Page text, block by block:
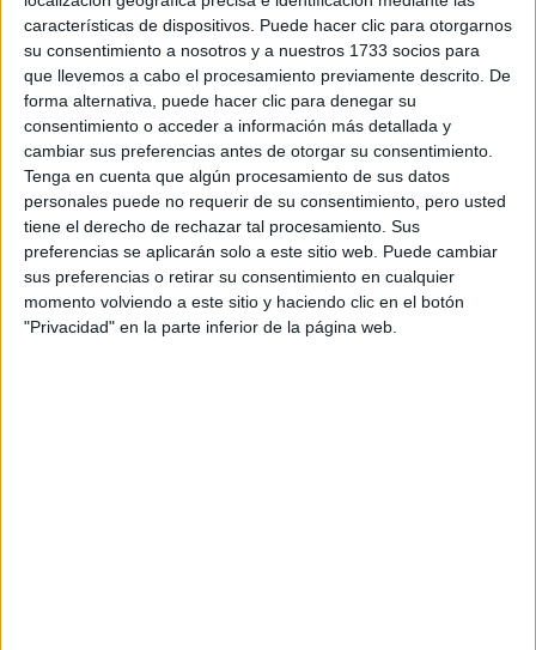
características de dispositivos. Puede hacer clic para otorgarnos
su consentimiento a nosotros y a nuestros 1733 socios para
que llevemos a cabo el procesamiento previamente descrito. De
forma alternativa, puede hacer clic para denegar su
consentimiento o acceder a información más detallada y
cambiar sus preferencias antes de otorgar su consentimiento.
Tenga en cuenta que algún procesamiento de sus datos
personales puede no requerir de su consentimiento, pero usted
tiene el derecho de rechazar tal procesamiento. Sus
preferencias se aplicarán solo a este sitio web. Puede cambiar
sus preferencias o retirar su consentimiento en cualquier
momento volviendo a este sitio y haciendo clic en el botón
"Privacidad" en la parte inferior de la página web.
UNED
Asignatura 1 ------- 1ª Matricula (21,60€/credito) -> 6 creditos
= 129,60€
Asignatura 2 ------- 2ª Matricula (30,60€/credito) -> 6 creditos
= 183,60€
Espero poder explicarme bien, quiero saber qué me salemás
rentable. Por eso saber si manteniendo la misma carrera,
UNED me hará pagar las asignaturas tal y como las llevo
desde mi antigua universidad o me hará pagarlas como una
primera matrícula.